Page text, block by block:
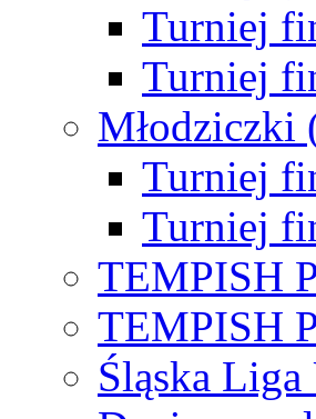
Turniej
Turniej
Młodziczki
Turniej
Turniej
TEMPISH
TEMPISH
Śląska